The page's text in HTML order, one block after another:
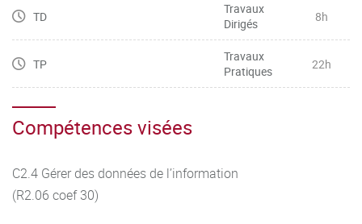
TD
Travaux
Dirigés
8h
TP
Travaux
Pratiques
22h
Compétences visées
C2.4 Gérer des données de l’information
(R2.06 coef 30)